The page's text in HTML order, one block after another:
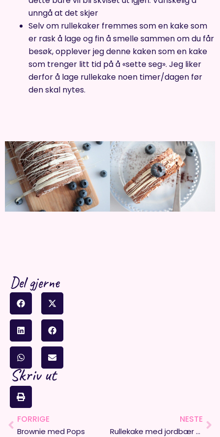
unngå at det skjer
Selv om rullekaker fremmes som en kake som
er rask å lage og fin å smelle sammen om du får
besøk, opplever jeg denne kaken som en kake
som trenger litt tid på å «sette seg». Jeg liker
derfor å lage rullekake noen timer/dagen før
den skal nytes.
Del gjerne
Skriv ut
Prev
FORRIGE
Brownie med Pops
NESTE
Rullekake med jordbær og krem – Enkelt og veldig godt